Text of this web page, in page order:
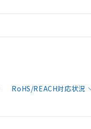
RoHS/REACH対応状況